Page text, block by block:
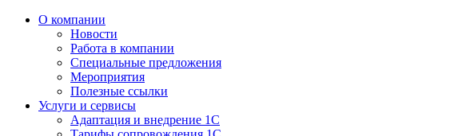
О компании
Новости
Работа в компании
Специальные предложения
Мероприятия
Полезные ссылки
Услуги и сервисы
Адаптация и внедрение 1С